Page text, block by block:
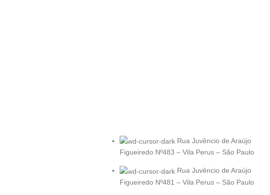
Rua Juvêncio de Araújo
Figueiredo Nº483 – Vila Perus – São Paulo
Rua Juvêncio de Araújo
Figueiredo Nº481 – Vila Perus – São Paulo